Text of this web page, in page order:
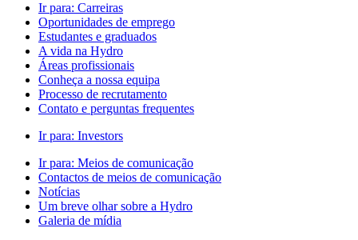
Ir para: Carreiras
Oportunidades de emprego
Estudantes e graduados
A vida na Hydro
Áreas profissionais
Conheça a nossa equipa
Processo de recrutamento
Contato e perguntas frequentes
Ir para: Investors
Ir para: Meios de comunicação
Contactos de meios de comunicação
Notícias
Um breve olhar sobre a Hydro
Galeria de mídia